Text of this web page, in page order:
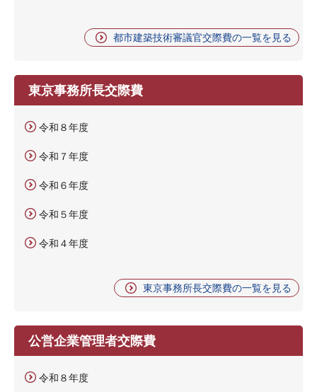
都市建築技術審議官交際費の一覧を見る
東京事務所長交際費
令和８年度
令和７年度
令和６年度
令和５年度
令和４年度
東京事務所長交際費の一覧を見る
公営企業管理者交際費
令和８年度